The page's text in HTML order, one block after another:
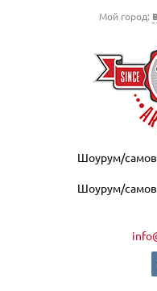
Мой город:
Шоурум/
Шоурум/